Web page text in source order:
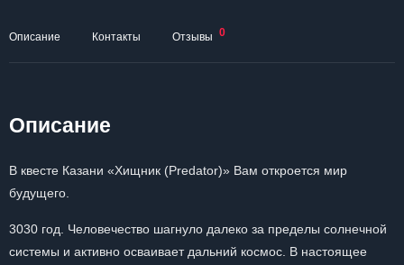
Описание Контакты Отзывы 0
Описание
В квесте Казани «Хищник (Predator)» Вам откроется мир
будущего.
3030 год. Человечество шагнуло далеко за пределы солнечной
системы и активно осваивает дальний космос. В настоящее